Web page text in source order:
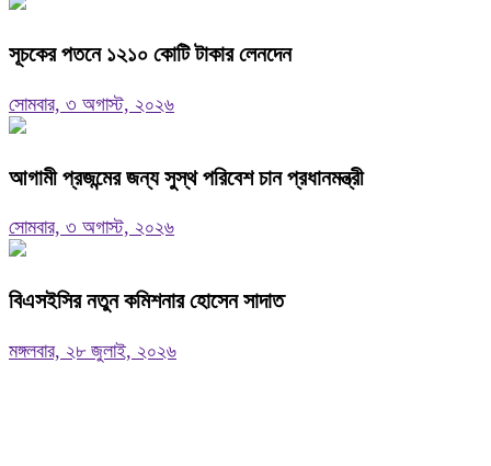
সূচকের পতনে ১২১০ কোটি টাকার লেনদেন
সোমবার, ৩ অগাস্ট, ২০২৬
আগামী প্রজন্মের জন্য সুস্থ পরিবেশ চান প্রধানমন্ত্রী
সোমবার, ৩ অগাস্ট, ২০২৬
বিএসইসির নতুন কমিশনার হোসেন সাদাত
মঙ্গলবার, ২৮ জুলাই, ২০২৬